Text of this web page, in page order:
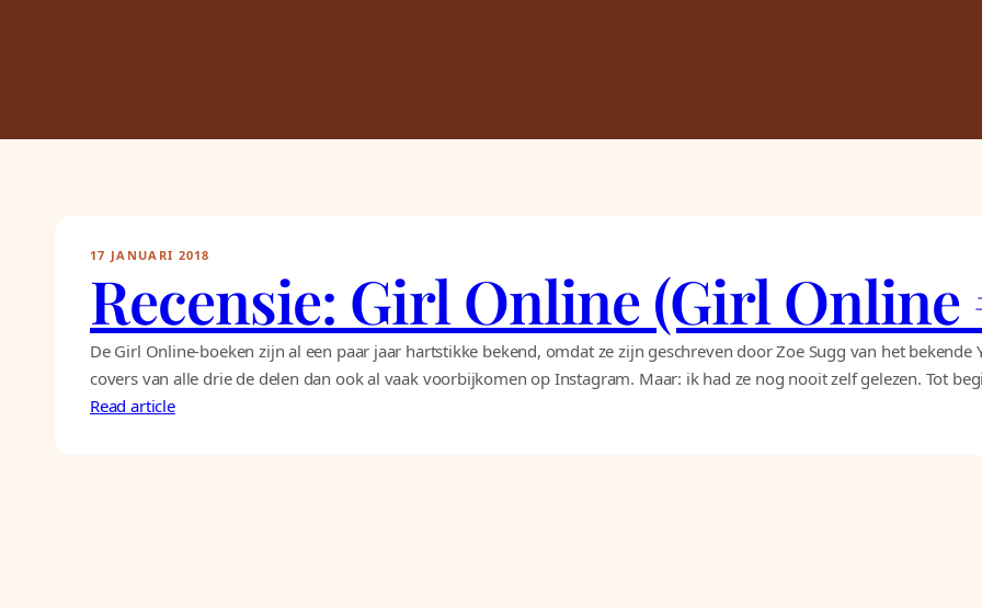
17 JANUARI 2018
Recensie: Girl Online (Girl Online
De Girl Online-boeken zijn al een paar jaar hartstikke bekend, omdat ze zijn geschreven door Zoe Sugg van het
covers van alle drie de delen dan ook al vaak voorbijkomen op Instagram. Maar: ik had ze nog nooit zelf gelezen. Tot
Read article